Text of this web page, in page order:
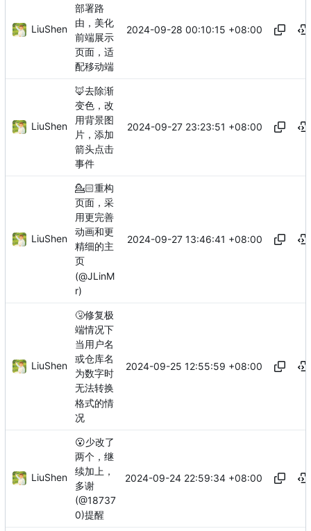
LiuShen
部署路
由，美化
前端展示
页面，适
配移动端
2024-09-28 00:10:15 +08:00
LiuShen
🦊去除渐
变色，改
用背景图
片，添加
箭头点击
事件
2024-09-27 23:23:51 +08:00
LiuShen
💁🏻重构
页面，采
用更完善
动画和更
精细的主
页
(@JLinM
r)
2024-09-27 13:46:41 +08:00
LiuShen
🤧修复极
端情况下
当用户名
或仓库名
为数字时
无法转换
格式的情
况
2024-09-25 12:55:59 +08:00
LiuShen
😮少改了
两个，继
续加上，
多谢
(@18737
0)提醒
2024-09-24 22:59:34 +08:00